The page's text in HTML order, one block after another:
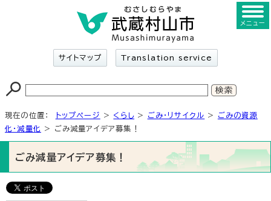
サイトマップ Translation service
メニュー
現在の位置： トップページ > くらし > ごみ・リサイクル > ごみの資源
化・減量化
> ごみ減量アイデア募集！
ごみ減量アイデア募集！